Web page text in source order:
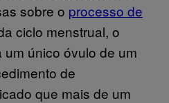
sobre o processo de
ciclo menstrual, o
único óvulo de um
de
que mais de um